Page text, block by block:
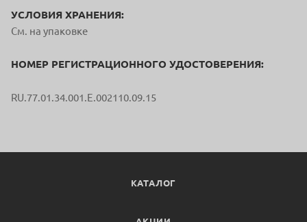
УСЛОВИЯ ХРАНЕНИЯ:
См. на упаковке
НОМЕР РЕГИСТРАЦИОННОГО УДОСТОВЕРЕНИЯ:
RU.77.01.34.001.E.002110.09.15
КАТАЛОГ